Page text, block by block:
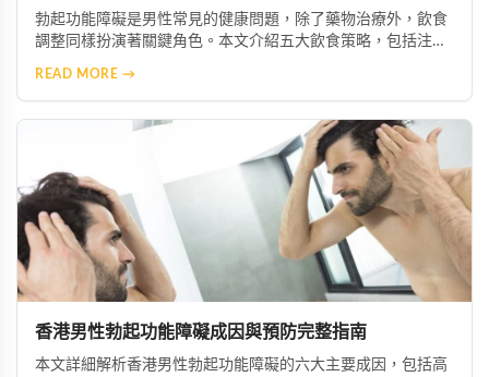
勃起功能障礙是男性常見的健康問題，除了藥物治療外，飲食
調整同樣扮演著關鍵角色。本文介紹五大飲食策略，包括注重
READ MORE →
香港男性勃起功能障礙成因與預防完整指南
本文詳細解析香港男性勃起功能障礙的六大主要成因，包括高